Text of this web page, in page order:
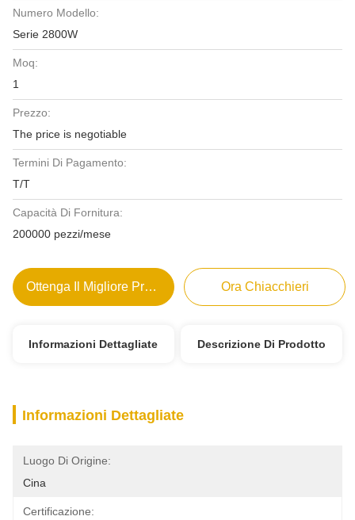
Numero Modello:
Serie 2800W
Moq:
1
Prezzo:
The price is negotiable
Termini Di Pagamento:
T/T
Capacità Di Fornitura:
200000 pezzi/mese
Ottenga Il Migliore Prezzo Ora Chiacchieri
Informazioni Dettagliate Descrizione Di Prodotto
Informazioni Dettagliate
Luogo Di Origine:
Cina
Certificazione: